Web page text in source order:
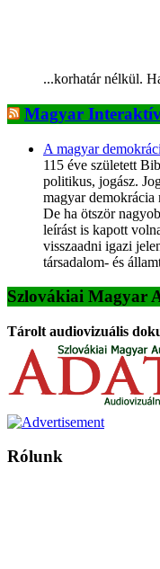
...korhatár nélkül.
Magyar
A magyar
115 éve született
politikus, jogász.
magyar demokrácia
De ha ötször
leírást is kapott
visszaadni igazi
társadalom- és
Szlovákiai Magyar
Tárolt audiovizuális
Rólunk